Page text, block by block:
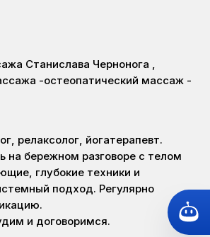
Станислава Чернонога ,
-остеопатический массаж -
релаксолог, йогатерапевт.
на бережном разговоре с телом
глубокие техники и
подход. Регулярно
и договоримся.